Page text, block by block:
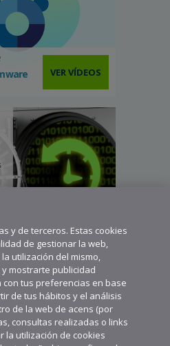
VER VÍDEOS
y de terceros. Estas cookies
de gestionar la web,
utilización del mismo,
mostrarte publicidad
tus preferencias en base
de tus hábitos y el análisis
de la web de acens (por
consultas realizadas o links
la utilización de cookies